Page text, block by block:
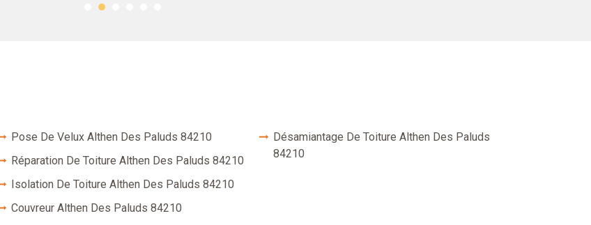
Pose De Velux Althen Des Paluds 84210
Réparation De Toiture Althen Des Paluds 84210
Isolation De Toiture Althen Des Paluds 84210
Couvreur Althen Des Paluds 84210
Désamiantage De Toiture Althen Des Paluds
84210